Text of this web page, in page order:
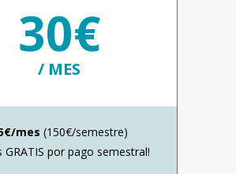
30€
/ MES
mes (150€/semestre)
GRATIS por pago semestral!